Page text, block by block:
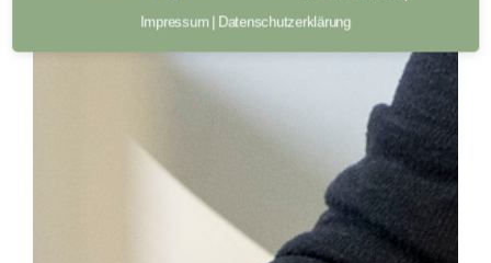
Impressum | Datenschutzerklärung